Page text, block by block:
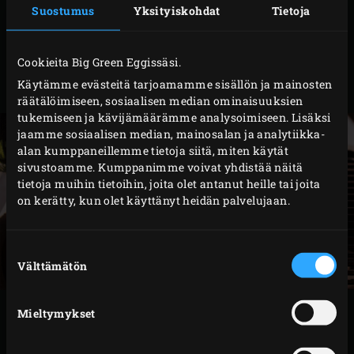
Suostumus Yksityiskohdat Tietoja
Cookieita Big Green Eggissäsi.
Käytämme evästeitä tarjoamamme sisällön ja mainosten
räätälöimiseen, sosiaalisen median ominaisuuksien
tukemiseen ja kävijämäärämme analysoimiseen. Lisäksi
jaamme sosiaalisen median, mainosalan ja analytiikka-
alan kumppaneillemme tietoja siitä, miten käytät
sivustoamme. Kumppanimme voivat yhdistää näitä
tietoja muihin tietoihin, joita olet antanut heille tai joita
on kerätty, kun olet käyttänyt heidän palvelujaan.
valinta
Välttämätön
Mieltymykset
muodostuu sakea kastike. Ota pannu pois liedeltä
ja sekoita joukkoon erillään pidetyt kasvikset.